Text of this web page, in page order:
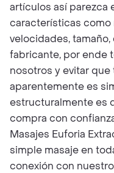
artículos así parezca
características como
velocidades,
fabricante, por ende
nosotros y evitar
aparentemente es
estructuralmente es
compra con
Masajes Euforia
simple masaje en
conexión con